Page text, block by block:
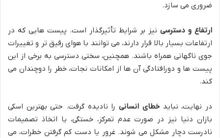
ضروری می سازد.
ارتفاع و دسترسی نیز بر شرایط تأثیرگذار است. پیست هایی که در
ارتفاعات بسیار بالا قرار دارند، می توانند با هوای رقیق تر و تغییرات
جوی ناگهانی همراه باشند. همچنین، سختی دسترسی به برخی از این
پیست ها و دورافتادگی آن ها از امکانات نجات، خطر را دوچندان می
کند.
در نهایت، نبایدخطای انسانیرا نادیده گرفت. حتی بهترین اسکی
بازان دنیا نیز در صورت عدم تمرکز، خستگی، یا اتخاذ تصمیمات
نادرست دچار مشکل می شوند. غرور یا دست کم گرفتن خطرات، می